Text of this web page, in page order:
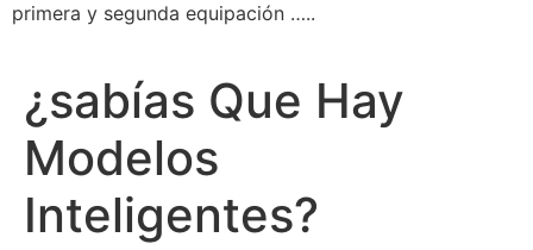
primera y segunda equipación …..
¿sabías Que Hay
Modelos
Inteligentes?